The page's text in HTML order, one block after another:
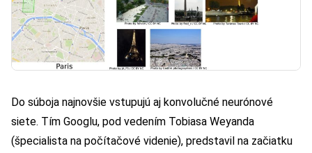
Do súboja najnovšie vstupujú aj konvolučné neurónové
siete. Tím Googlu, pod vedením Tobiasa Weyanda
(špecialista na počítačové videnie), predstavil na začiatku